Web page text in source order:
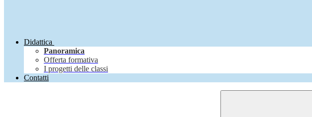
Didattica
Panoramica
Offerta formativa
I progetti delle classi
Contatti